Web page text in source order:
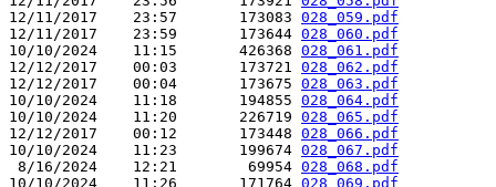
12/11/2017    23:57       173083 028_059.pdf
12/11/2017    23:59       173644 028_060.pdf
10/10/2024    11:15       426368 028_061.pdf
12/12/2017    00:03       173721 028_062.pdf
12/12/2017    00:04       173675 028_063.pdf
10/10/2024    11:18       194855 028_064.pdf
10/10/2024    11:20       226719 028_065.pdf
12/12/2017    00:12       173448 028_066.pdf
10/10/2024    11:23       199674 028_067.pdf
8/16/2024    12:21        69954 028_068.pdf
10/10/2024    11:26       171764 028_069.pdf